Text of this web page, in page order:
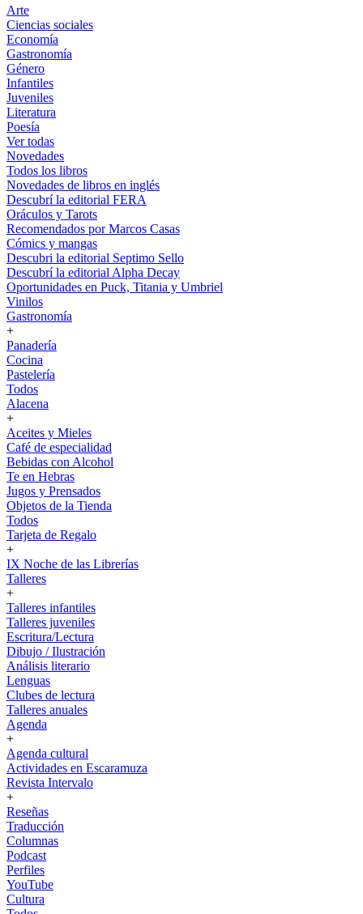
Arte
Ciencias sociales
Economía
Gastronomía
Género
Infantiles
Juveniles
Literatura
Poesía
Ver todas
Novedades
Todos los libros
Novedades de libros en inglés
Descubrí la editorial FERA
Oráculos y Tarots
Recomendados por Marcos Casas
Cómics y mangas
Descubri la editorial Septimo Sello
Descubrí la editorial Alpha Decay
Oportunidades en Puck, Titania y Umbriel
Vinilos
Gastronomía
+
Panadería
Cocina
Pastelería
Todos
Alacena
+
Aceites y Mieles
Café de especialidad
Bebidas con Alcohol
Te en Hebras
Jugos y Prensados
Objetos de la Tienda
Todos
Tarjeta de Regalo
+
IX Noche de las Librerías
Talleres
+
Talleres infantiles
Talleres juveniles
Escritura/Lectura
Dibujo / Ilustración
Análisis literario
Lenguas
Clubes de lectura
Talleres anuales
Agenda
+
Agenda cultural
Actividades en Escaramuza
Revista Intervalo
+
Reseñas
Traducción
Columnas
Podcast
Perfiles
YouTube
Cultura